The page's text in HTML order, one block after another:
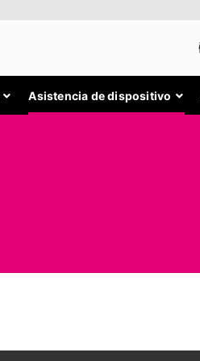
Asistencia de dispositivo